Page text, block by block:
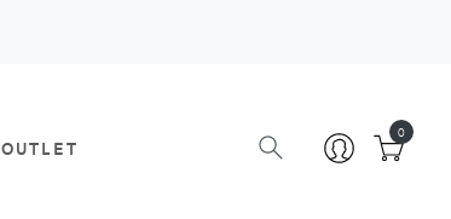
OUTLET
0